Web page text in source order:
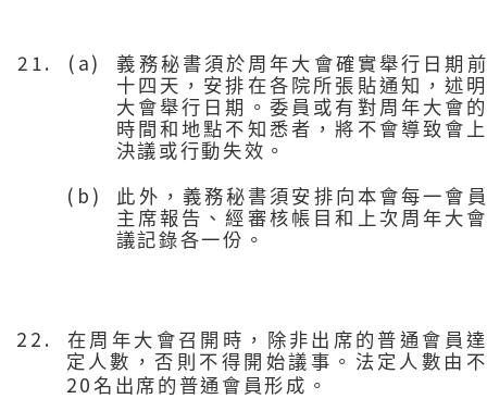
21. (a)
義務秘書須於周年大會確實舉行日期
十四天，安排在各院所張貼通知，述
大會舉行日期。委員或有對周年大會
時間和地點不知悉者，將不會導致會
決議或行動失效。
(b)
此外，義務秘書須安排向本會每一會
主席報告、經審核帳目和上次周年大
議記錄各一份。
22.
在周年大會召開時，除非出席的普通會員
定人數，否則不得開始議事。法定人數由
20 名出席的普通會員形成。